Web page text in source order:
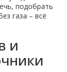
подобрать
газа – всё
и